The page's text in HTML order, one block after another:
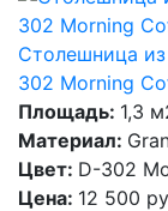
Столешница
302 Morning
Площадь: 1,3
Материал:
Цвет: D-302
Цена: 12 500